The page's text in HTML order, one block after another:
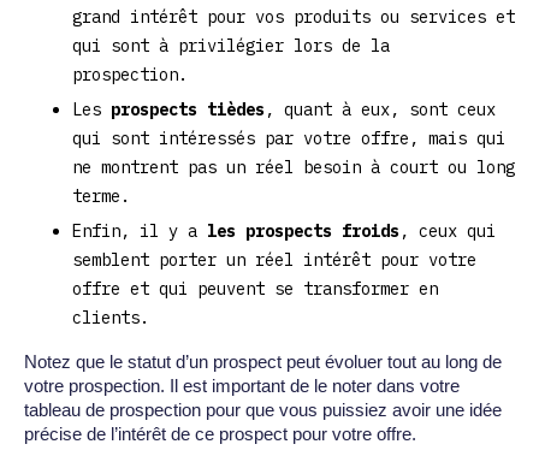
grand intérêt pour vos produits ou services et
qui sont à privilégier lors de la
prospection.
Les prospects tièdes , quant à eux, sont ceux
qui sont intéressés par votre offre, mais qui
ne montrent pas un réel besoin à court ou long
terme.
Enfin, il y a les prospects froids , ceux qui
semblent porter un réel intérêt pour votre
offre et qui peuvent se transformer en
clients.
Notez que le statut d’un prospect peut évoluer tout au long de
votre prospection. Il est important de le noter dans votre
tableau de prospection pour que vous puissiez avoir une idée
précise de l’intérêt de ce prospect pour votre offre.